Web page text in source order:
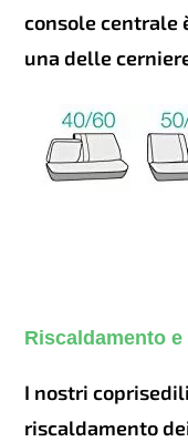
console centrale
una delle
Riscaldamento
I nostri
riscaldamento